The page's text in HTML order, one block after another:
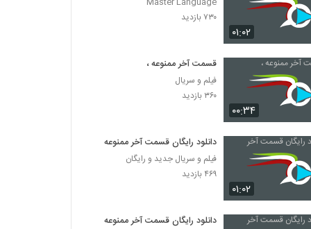
۰۱:۰۲
۷۳۰ بازدید
۰۰:۳۴
قسمت آخر ممنوعه ،
فیلم و سریال
۳۶۰ بازدید
۰۱:۰۲
دانلود رایگان قسمت آخر ممنوعه
فیلم و سریال جدید و رایگان
۴۶۹ بازدید
دانلود رایگان قسمت آخر ممنوعه